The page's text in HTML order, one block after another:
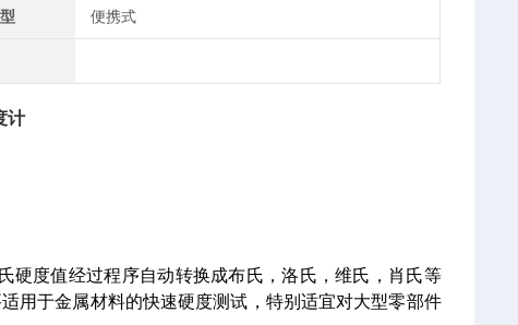
便携式
计
硬度值经过程序自动转换成布氏，洛氏，维氏，肖氏等
用于金属材料的快速硬度测试，特别适宜对大型零部件